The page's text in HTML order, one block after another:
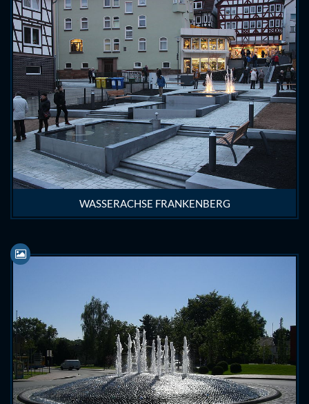
WASSERACHSE FRANKENBERG